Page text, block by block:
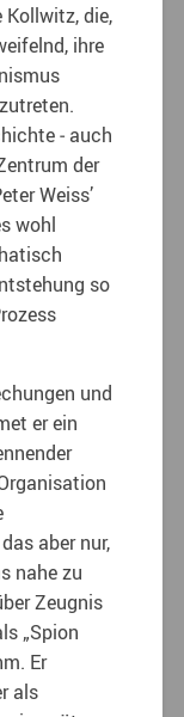
die,
ihre
‑ auch
der
Weiss’
wohl
so
und
er ein
aber nur,
nahe zu
Zeugnis
„Spion
Er
als